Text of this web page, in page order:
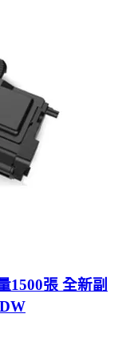
1500張 全新副